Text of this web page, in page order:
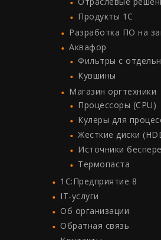
Продукты 1С
Разработка ПО на
Аквафор
Фильтры с
Кувшины
Магазин оргтехники
Процессоры (СPU)
Кулеры для
Жесткие диски
Источники
Термопаста
1C:Предприятие 8
IT-услуги
Об организации
Обратная связь